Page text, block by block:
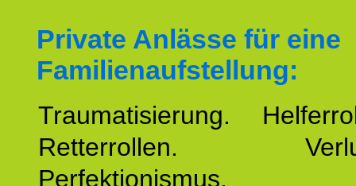
Private Anlässe für eine
Familienaufstellung:
Traumatisierung.
Retterrollen.
Perfektionismus.